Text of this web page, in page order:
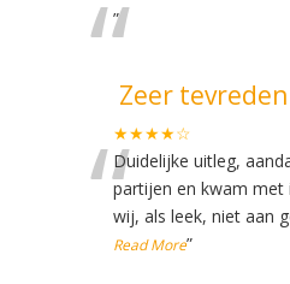
“
”
Zeer tevreden
★★★★☆
“Duidelijke uitleg,
partijen en kwam met
wij, als leek, niet aan
Read More”